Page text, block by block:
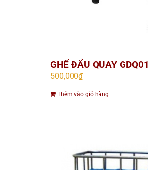
GHẾ ĐẨU QUAY GDQ01
500,000₫
Thêm vào giỏ hàng